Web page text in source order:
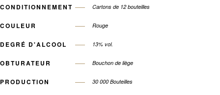
CONDITIONNEMENT Cartons de 12 bouteilles
COULEUR Rouge
DEGRÉ D'ALCOOL 13% vol.
OBTURATEUR Bouchon de liège
PRODUCTION 30 000 Bouteilles